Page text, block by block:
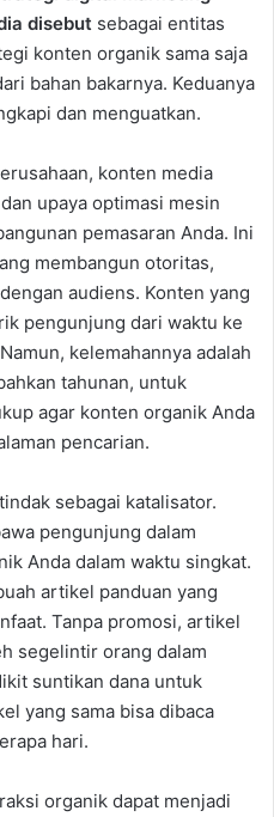
disebut sebagai entitas
konten organik sama saja
bahan bakarnya. Keduanya
dan menguatkan.
konten media
upaya optimasi mesin
pemasaran Anda. Ini
membangun otoritas,
audiens. Konten yang
pengunjung dari waktu ke
kelemahannya adalah
tahunan, untuk
agar konten organik Anda
pencarian.
sebagai katalisator.
pengunjung dalam
Anda dalam waktu singkat.
artikel panduan yang
Tanpa promosi, artikel
segelintir orang dalam
suntikan dana untuk
yang sama bisa dibaca
hari.
organik dapat menjadi